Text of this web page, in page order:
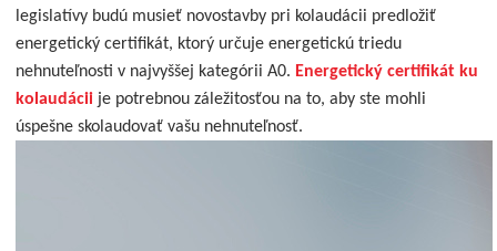
legislatívy budú musieť novostavby pri kolaudácii predložiť
energetický certifikát, ktorý určuje energetickú triedu
nehnuteľnosti v najvyššej kategórii A0. Energetický certifikát ku
kolaudácii je potrebnou záležitosťou na to, aby ste mohli
úspešne skolaudovať vašu nehnuteľnosť.